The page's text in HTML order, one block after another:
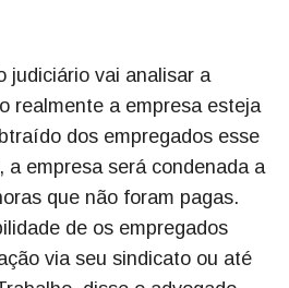
judiciário vai analisar a
realmente a empresa esteja
dos empregados esse
a empresa será condenada a
que não foram pagas.
de os empregados
via seu sindicato ou até